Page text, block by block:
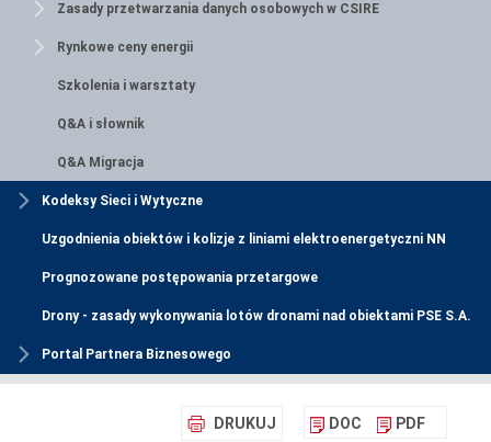
Zasady przetwarzania danych osobowych w CSIRE
Rynkowe ceny energii
Szkolenia i warsztaty
Q&A i słownik
Q&A Migracja
Kodeksy Sieci i Wytyczne
Uzgodnienia obiektów i kolizje z liniami elektroenergetyczni NN
Prognozowane postępowania przetargowe
Drony - zasady wykonywania lotów dronami nad obiektami PSE S.A.
Portal Partnera Biznesowego
DRUKUJ DOC PDF